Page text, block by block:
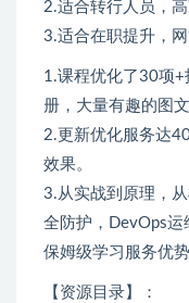
2.适合转行人员，
3.适合在职提升，
1.课程优化了30项
册，大量有趣的图
2.更新优化服务达
效果。
3.从实战到原理，
全防护，DevOps运
保姆级学习服务优势
【资源目录】：